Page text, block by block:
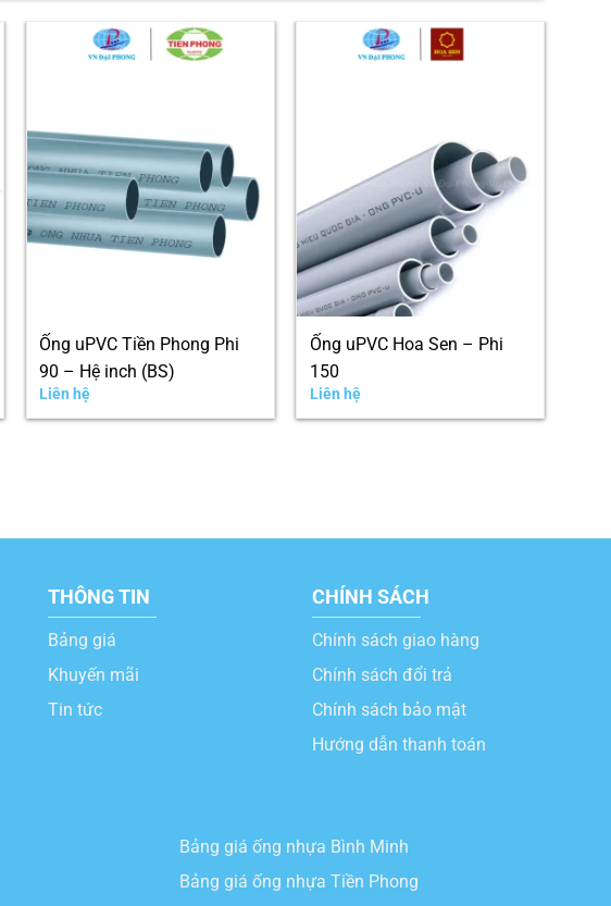
Ống uPVC Tiền Phong Phi
90 – Hệ inch (BS)
Liên hệ
Ống uPVC Hoa Sen – Phi
150
Liên hệ
THÔNG TIN
Bảng giá
Khuyến mãi
Tin tức
CHÍNH SÁCH
Chính sách giao hàng
Chính sách đổi trả
Chính sách bảo mật
Hướng dẫn thanh toán
Bảng giá ống nhựa Bình Minh
Bảng giá ống nhựa Tiền Phong